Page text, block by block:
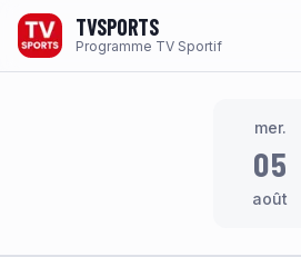
TVSPORTS
Programme TV Sportif
mer.
05
août